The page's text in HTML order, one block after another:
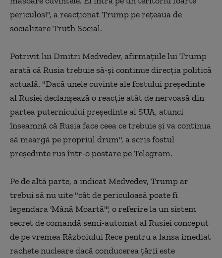
periculos!", a reacţionat Trump pe reţeaua de
socializare Truth Social.
Potrivit lui Dmitri Medvedev, afirmaţiile lui Trump
arată că Rusia trebuie să-şi continue direcţia politică
actuală. "Dacă unele cuvinte ale fostului preşedinte
al Rusiei declanşează o reacţie atât de nervoasă din
partea puternicului preşedinte al SUA, atunci
înseamnă că Rusia face ceea ce trebuie şi va continua
să meargă pe propriul drum", a scris fostul
preşedinte rus într-o postare pe Telegram.
Pe de altă parte, a indicat Medvedev, Trump ar
trebui să nu uite "cât de periculoasă poate fi
legendara 'Mână Moartă'", o referire la un sistem
secret de comandă semi-automat al Rusiei conceput
de pe vremea Războiului Rece pentru a lansa imediat
rachete nucleare dacă conducerea ţării este